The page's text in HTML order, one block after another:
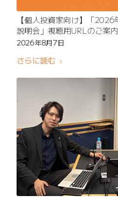
【個人投資家向け】「
説明会」視聴用URLのご案内
2026年8月7日
さらに読む